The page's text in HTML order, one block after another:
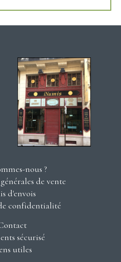
nous ?
de vente
d'envois
confidentialité
sécurisé
utiles